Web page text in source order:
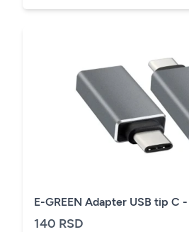
E-GREEN Adapter USB tip C
140 RSD